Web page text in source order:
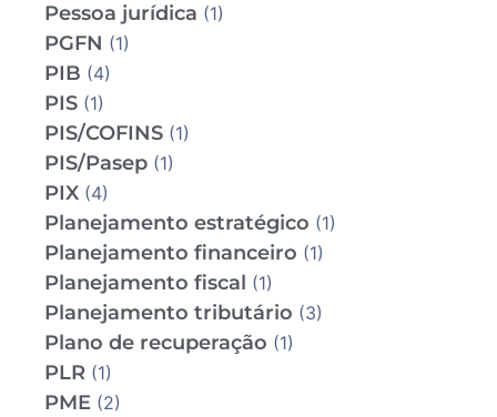
Pessoa jurídica (1)
PGFN (1)
PIB (4)
PIS (1)
PIS/COFINS (1)
PIS/Pasep (1)
PIX (4)
Planejamento estratégico (1)
Planejamento financeiro (1)
Planejamento fiscal (1)
Planejamento tributário (3)
Plano de recuperação (1)
PLR (1)
PME (2)